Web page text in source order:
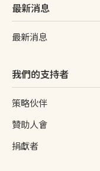
最新消息
最新消息
我們的支持者
策略伙伴
贊助人會
捐獻者